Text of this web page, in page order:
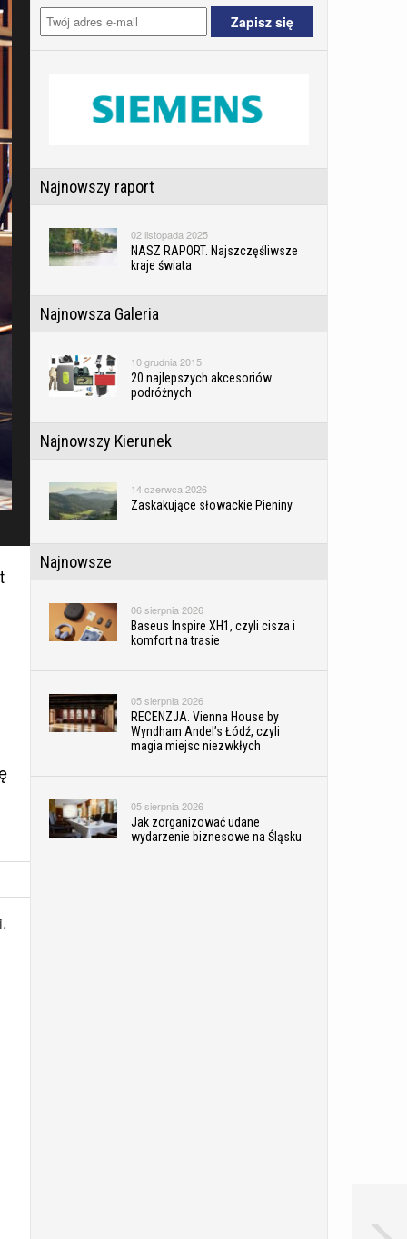
Najnowszy raport
02 listopada 2025
NASZ RAPORT. Najszczęśliwsze
kraje świata
Najnowsza Galeria
10 grudnia 2015
20 najlepszych akcesoriów
podróżnych
Najnowszy Kierunek
14 czerwca 2026
Zaskakujące słowackie Pieniny
Najnowsze
06 sierpnia 2026
Baseus Inspire XH1, czyli cisza i
komfort na trasie
05 sierpnia 2026
RECENZJA. Vienna House by
Wyndham Andel’s Łódź, czyli
magia miejsc niezwkłych
05 sierpnia 2026
Jak zorganizować udane
wydarzenie biznesowe na Śląsku